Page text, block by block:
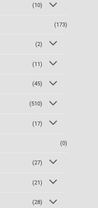
(10)
(173)
(2)
(11)
(45)
(510)
(17)
(0)
(27)
(21)
(28)